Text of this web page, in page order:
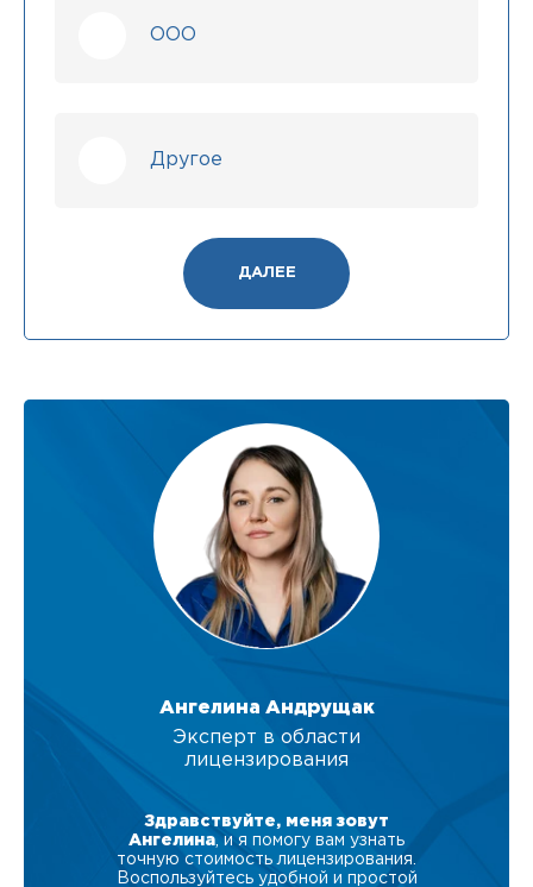
ООО
Другое
ДАЛЕЕ
Ангелина Андрущак
Эксперт в области
лицензирования
Здравствуйте, меня зовут
Ангелина , и я помогу вам узнать
точную стоимость лицензирования.
Воспользуйтесь удобной и простой